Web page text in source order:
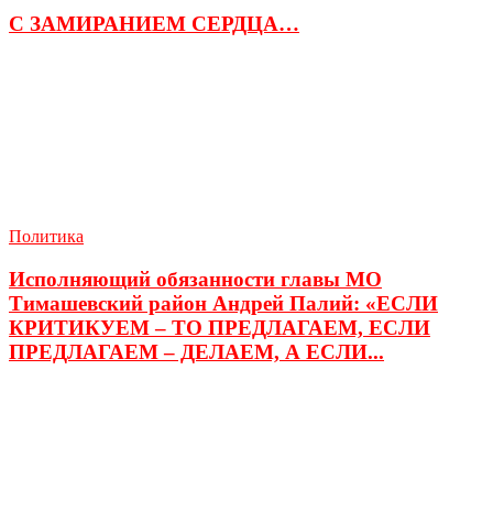
С ЗАМИРАНИЕМ СЕРДЦА…
Политика
Исполняющий обязанности главы МО
Тимашевский район Андрей Палий: «ЕСЛИ
КРИТИКУЕМ – ТО ПРЕДЛАГАЕМ, ЕСЛИ
ПРЕДЛАГАЕМ – ДЕЛАЕМ, А ЕСЛИ...